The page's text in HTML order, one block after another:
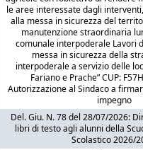
le aree interessate dagli
alla messa in sicurezza del
manutenzione straordinaria
comunale interpoderale Lavori
messa in sicurezza della
interpoderale a servizio delle
Fariano e Prache” CUP:
Autorizzazione al Sindaco a
impegno
Del. Giu. N. 78 del 28/07/2026:
libri di testo agli alunni della
Scolastico 2026/